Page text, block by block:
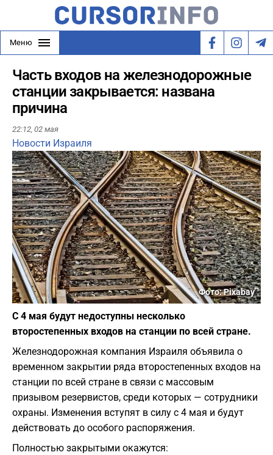
Меню
Часть входов на железнодорожные
станции закрывается: названа
причина
22:12, 02 мая
Новости Израиля
Фото: Pixabay
С 4 мая будут недоступны несколько
второстепенных входов на станции по всей стране.
Железнодорожная компания Израиля объявила о
временном закрытии ряда второстепенных входов на
станции по всей стране в связи с массовым
призывом резервистов, среди которых — сотрудники
охраны. Изменения вступят в силу с 4 мая и будут
действовать до особого распоряжения.
Полностью закрытыми окажутся: